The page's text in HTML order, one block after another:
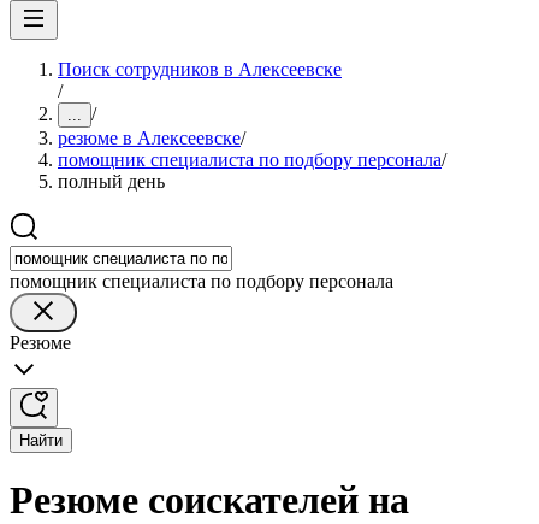
Поиск сотрудников в Алексеевске
/
... /
резюме в Алексеевске/
помощник специалиста по подбору персонала/
полный день
помощник специалиста по подбору персонала
Резюме
Найти
Резюме соискателей на